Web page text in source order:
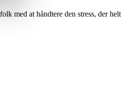
med at håndtere den stress, der helt